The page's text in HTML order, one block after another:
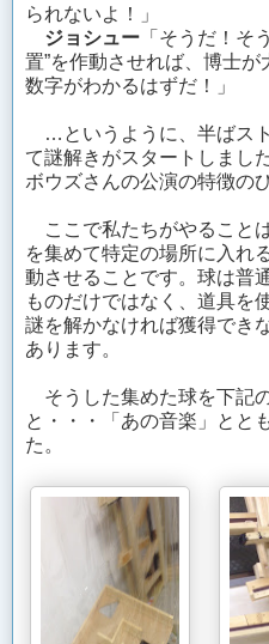
られないよ！」
ジョシュー 「そうだ！そ
置”を作動させれば、博士
数字がわかるはずだ！」
…というように、半ばス
て謎解きがスタートしまし
ボウズさんの公演の特徴の
ここで私たちがやること
を集めて特定の場所に入れ
動させることです。球は普
ものだけではなく、道具を
謎を解かなければ獲得でき
あります。
そうした集めた球を下記
と・・・「あの音楽」とと
た。